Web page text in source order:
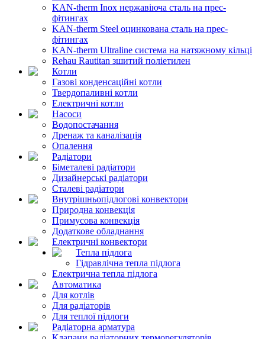
KAN-therm Inox нержавіюча сталь на прес-
фітингах
KAN-therm Steel оцинкована сталь на прес-
фітингах
KAN-therm Ultraline система на натяжному кільці
Rehau Rautitan зшитий поліетилен
Котли
Газові конденсаційні котли
Твердопаливні котли
Електричні котли
Насоси
Водопостачання
Дренаж та каналізація
Опалення
Радіатори
Біметалеві радіатори
Дизайнерські радіатори
Сталеві радіатори
Внутрішньопідлогові конвектори
Природна конвекція
Примусова конвекція
Додаткове обладнання
Електричні конвектори
Тепла підлога
Гідравлічна тепла підлога
Електрична тепла підлога
Автоматика
Для котлів
Для радіаторів
Для теплої підлоги
Радіаторна арматура